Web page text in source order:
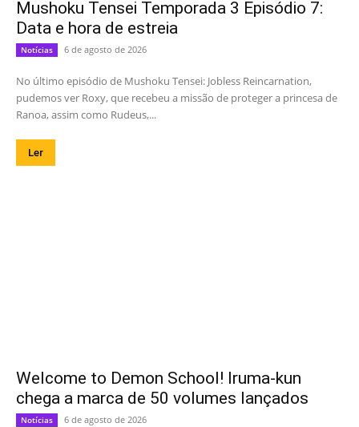
Mushoku Tensei Temporada 3 Episódio 7:
Data e hora de estreia
Notícias 6 de agosto de 2026
No último episódio de Mushoku Tensei: Jobless Reincarnation,
pudemos ver Roxy, que recebeu a missão de proteger a princesa de
Ranoa, assim como Rudeus,...
Ler
Welcome to Demon School! Iruma-kun
chega a marca de 50 volumes lançados
Notícias 6 de agosto de 2026